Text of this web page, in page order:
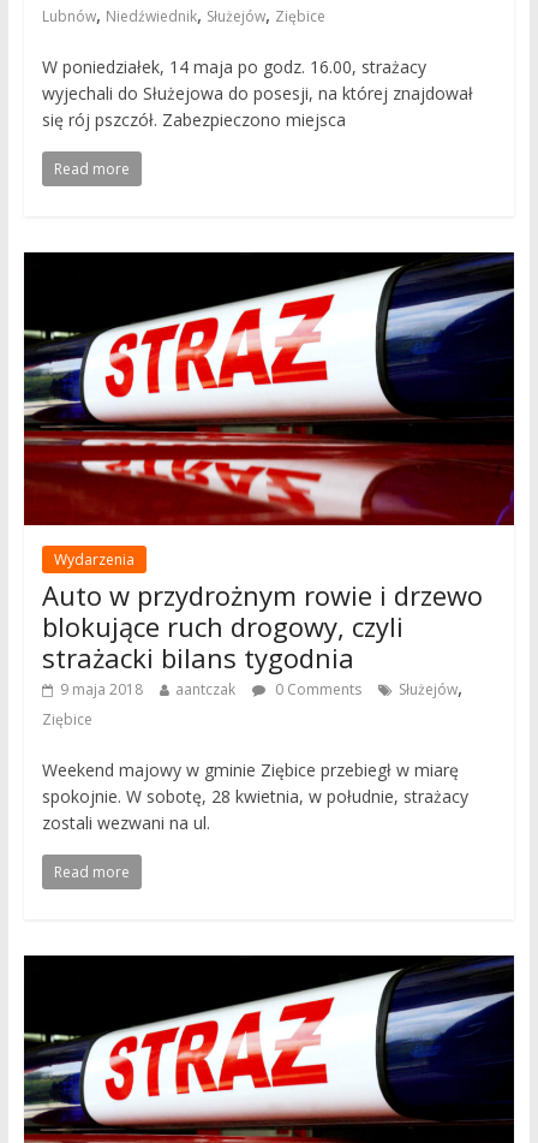
Lubnów, Niedźwiednik, Służejów, Ziębice
W poniedziałek, 14 maja po godz. 16.00, strażacy
wyjechali do Służejowa do posesji, na której znajdował
się rój pszczół. Zabezpieczono miejsca
Read more
Wydarzenia
Auto w przydrożnym rowie i drzewo
blokujące ruch drogowy, czyli
strażacki bilans tygodnia
9 maja 2018 aantczak 0 Comments Służejów,
Ziębice
Weekend majowy w gminie Ziębice przebiegł w miarę
spokojnie. W sobotę, 28 kwietnia, w południe, strażacy
zostali wezwani na ul.
Read more